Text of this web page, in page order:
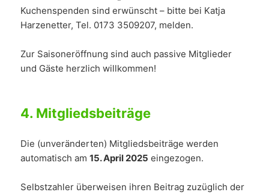
Kuchenspenden sind erwünscht – bitte bei Katja
Harzenetter, Tel. 0173 3509207, melden.
Zur Saisoneröffnung sind auch passive Mitglieder
und Gäste herzlich willkommen!
4. Mitgliedsbeiträge
Die (unveränderten) Mitgliedsbeiträge werden
automatisch am15. April 2025 eingezogen.
Selbstzahler überweisen ihren Beitrag zuzüglich der